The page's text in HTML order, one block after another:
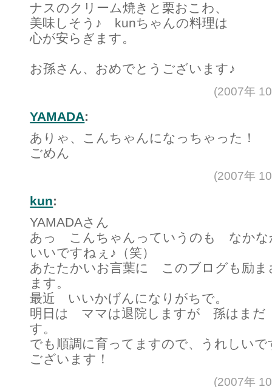
ナスのクリーム焼きと栗おこわ、
美味しそう♪ kunちゃんの料理は
心が安らぎます。
お孫さん、おめでとうございます♪
(2007年
YAMADA:
ありゃ、こんちゃんになっちゃった！
ごめん
(2007年
kun:
YAMADAさん
あっ こんちゃんっていうのも なか
いいですねぇ♪（笑）
あたたかいお言葉に このブログも励
ます。
最近 いいかげんになりがちで。
明日は ママは退院しますが 孫はまだ
す。
でも順調に育ってますので、うれしい
ございます！
(2007年